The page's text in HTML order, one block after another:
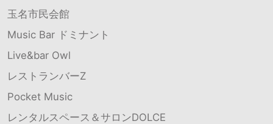
玉名市民会館
Music Bar ドミナント
Live&bar Owl
レストランバーZ
Pocket Music
レンタルスペース＆サロンDOLCE